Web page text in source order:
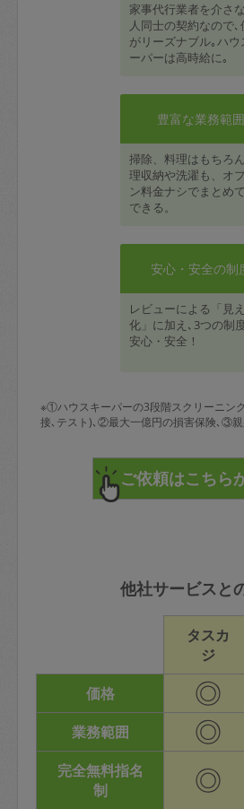
家事代行業者を介さ
人同士の契約なので､
がリーズナブル｡ハウ
ーパーは高時給に｡
豊富な業務範囲
掃除、料理はもちろ
理収納や洗濯も、オ
ン料金ナシでまとめ
できる。
安心・安全の制
レビューによる「見
化」に加え､3つの制
安心・安全！
※①ハウスキーパーの3段階スクリーニン
接､テスト)､②最大一億円の損害保険､③
他社サービスと
タスカ
ジ
価格
◎
業務範囲 ◎
完全無料指名
制
◎